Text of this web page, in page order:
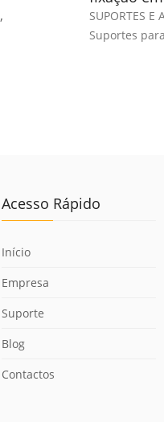
, SUPORTES E
Suportes
Acesso Rápido
Início
Empresa
Suporte
Blog
Contactos